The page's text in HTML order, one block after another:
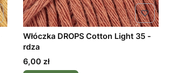
Włóczka DROPS Cotton Light 35 -
rdza
Cena
6,00 zł